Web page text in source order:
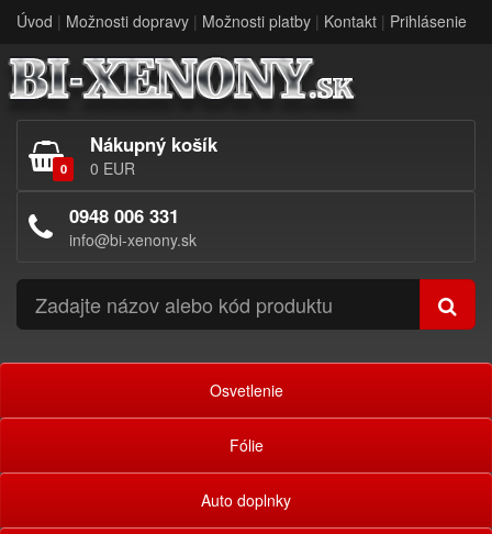
Úvod | Možnosti dopravy | Možnosti platby | Kontakt | Prihlásenie
0
Nákupný košík
0 EUR
0948 006 331
info@bi-xenony.sk
Osvetlenie
Fólie
Auto doplnky